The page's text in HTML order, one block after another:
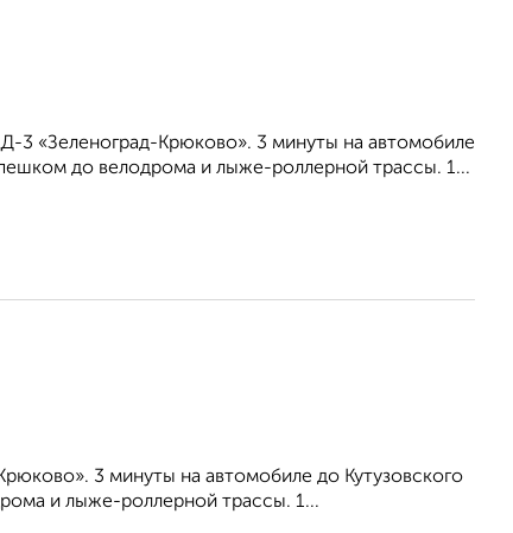
«Зеленоград-Крюково». 3 минуты на автомобиле
до велодрома и лыже-роллерной трассы. 1...
3 минуты на автомобиле до Кутузовского
и лыже-роллерной трассы. 1...